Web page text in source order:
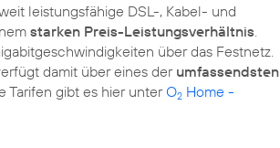
leistungsfähige DSL-, Kabel- und
starken Preis-Leistungsverhältnis
über das Festnetz.
damit über eines der umfassendsten
Tarifen gibt es hier unterO2 Home -